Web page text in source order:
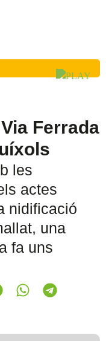
Ferrada
les
actes
nidificació
una
fa uns